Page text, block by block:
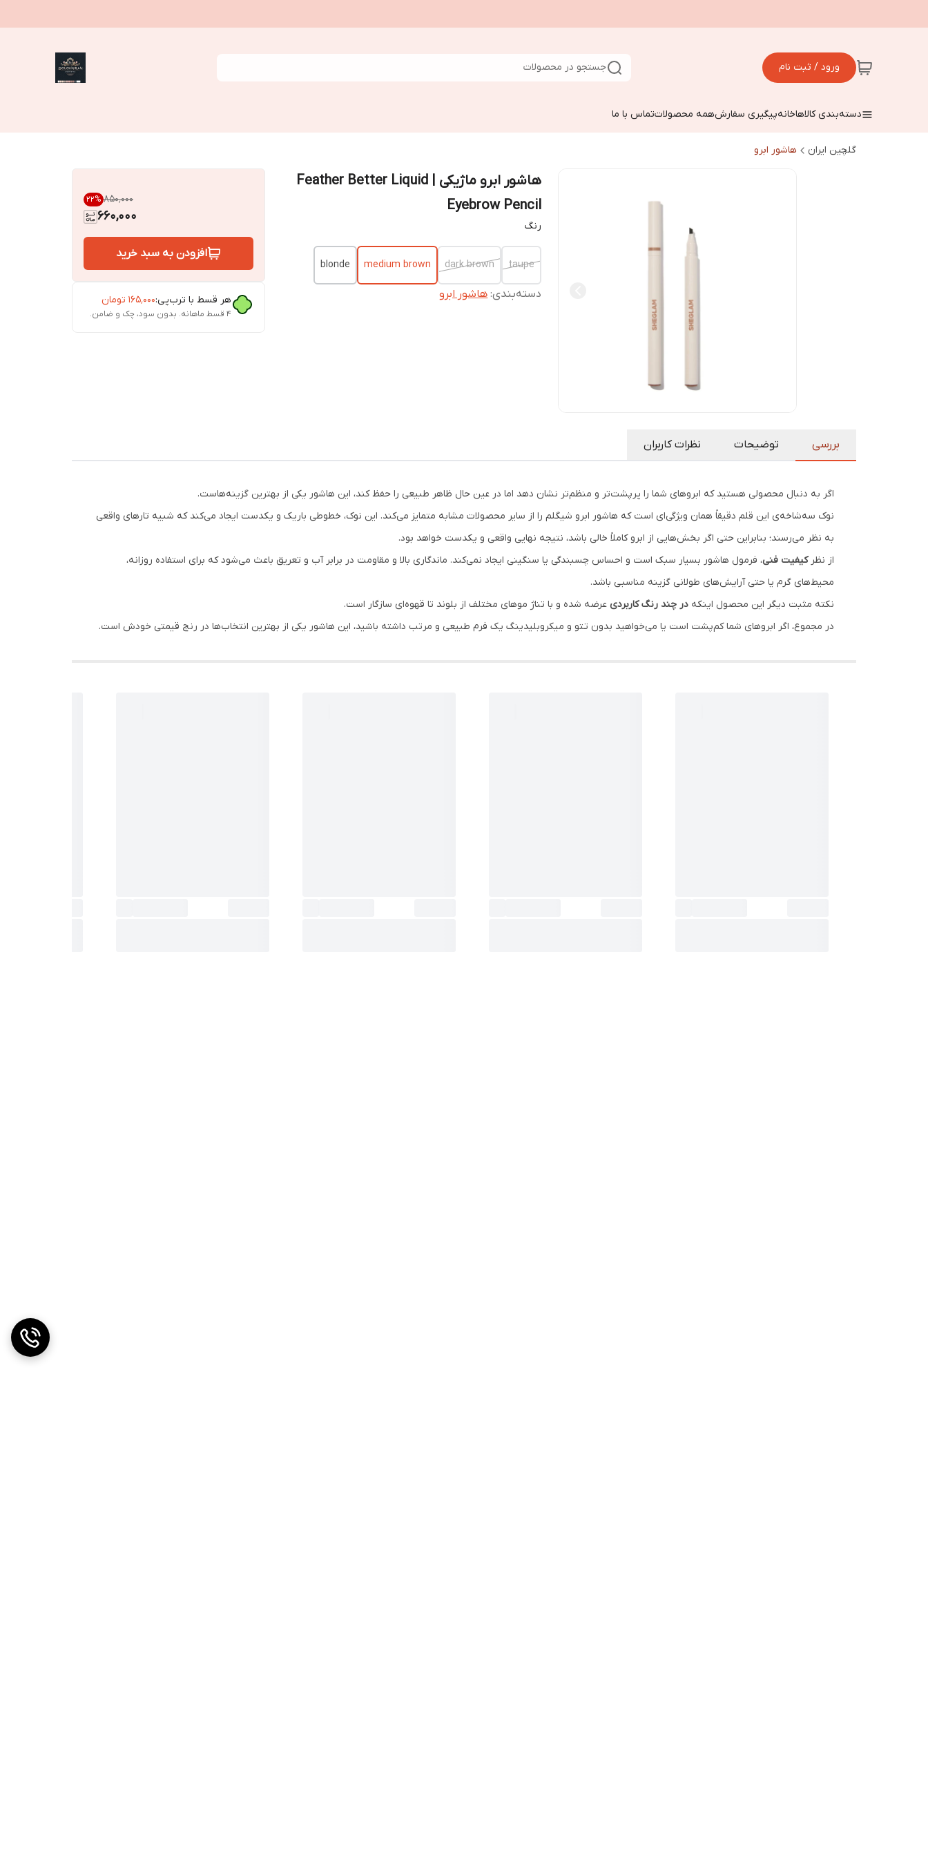
ورود / ثبت نام جستجو در محصولات
دسته‌بندی کالاهاخانهپیگیری سفارشهمه محصولاتتماس با ما
گلچین ایران هاشور ابرو
هاشور ابرو ماژیکی | Feather Better Liquid
Eyebrow Pencil
رنگ
taupe
dark brown
medium brown
blonde
دسته‌بندی:هاشور ابرو
۸۵۰٬۰۰۰ 22%
660,000
افزودن به سبد خرید
هر قسط با ترب‌پی:۱۶۵٬۰۰۰ تومان
۴ قسط ماهانه. بدون سود، چک و ضامن.
بررسی توضیحات نظرات کاربران
اگر به دنبال محصولی هستید که ابروهای شما را پرپشت‌تر و منظم‌تر نشان دهد اما در عین حال ظاهر طبیعی را حفظ کند، این هاشور یکی از بهترین گزینه‌هاست.
نوک سه‌شاخه‌ی این قلم دقیقاً همان ویژگی‌ای است که هاشور ابرو شیگلم را از سایر محصولات مشابه متمایز می‌کند. این نوک، خطوطی باریک و یکدست ایجاد می‌کند که شبیه تارهای واقعی
به نظر می‌رسند؛ بنابراین حتی اگر بخش‌هایی از ابرو کاملاً خالی باشد، نتیجه نهایی واقعی و یکدست خواهد بود.
از نظرکیفیت فنی، فرمول هاشور بسیار سبک است و احساس چسبندگی یا سنگینی ایجاد نمی‌کند. ماندگاری بالا و مقاومت در برابر آب و تعریق باعث می‌شود که برای استفاده روزانه،
محیط‌های گرم یا حتی آرایش‌های طولانی گزینه مناسبی باشد.
نکته مثبت دیگر این محصول اینکه در چند رنگ کاربردی عرضه شده و با تناژ موهای مختلف از بلوند تا قهوه‌ای سازگار است.
در مجموع، اگر ابروهای شما کم‌پشت است یا می‌خواهید بدون تتو و میکروبلیدینگ یک فرم طبیعی و مرتب داشته باشید، این هاشور یکی از بهترین انتخاب‌ها در رنج قیمتی خودش است.